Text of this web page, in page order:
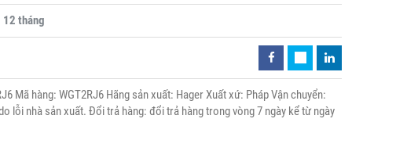
12 tháng
Mã hàng: WGT2RJ6 Hãng sản xuất: Hager Xuất xứ: Pháp Vận chuyển:
lỗi nhà sản xuất. Đổi trả hàng: đổi trả hàng trong vòng 7 ngày kể từ ngày